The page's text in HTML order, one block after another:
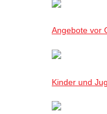
Angebote vor
Kinder und